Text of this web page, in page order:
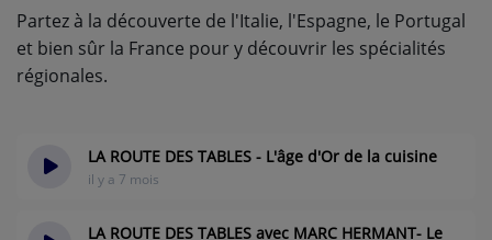
Partez à la découverte de l'Italie, l'Espagne, le Portugal
et bien sûr la France pour y découvrir les spécialités
régionales.
LA ROUTE DES TABLES - L'âge d'Or de la cuisine
il y a 7 mois
LA ROUTE DES TABLES avec MARC HERMANT- Le